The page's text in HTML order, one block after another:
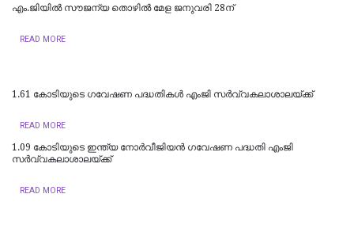
എം.ജിയില്‍ സൗജന്യ തൊഴില്‍ മേള ജനുവരി 28ന്
READ MORE
1.61 കോടിയുടെ ഗവേഷണ പദ്ധതികള്‍ എംജി സര്‍വ്വകലാശാലയ്ക്ക്
READ MORE
1.09 കോടിയുടെ ഇന്ത്യ നോര്‍വീജിയന്‍ ഗവേഷണ പദ്ധതി എംജി
സര്‍വ്വകലാശാലയ്ക്ക്
READ MORE